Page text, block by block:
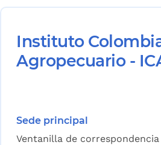
Instituto
Agropecuario -
Sede principal
Ventanilla de